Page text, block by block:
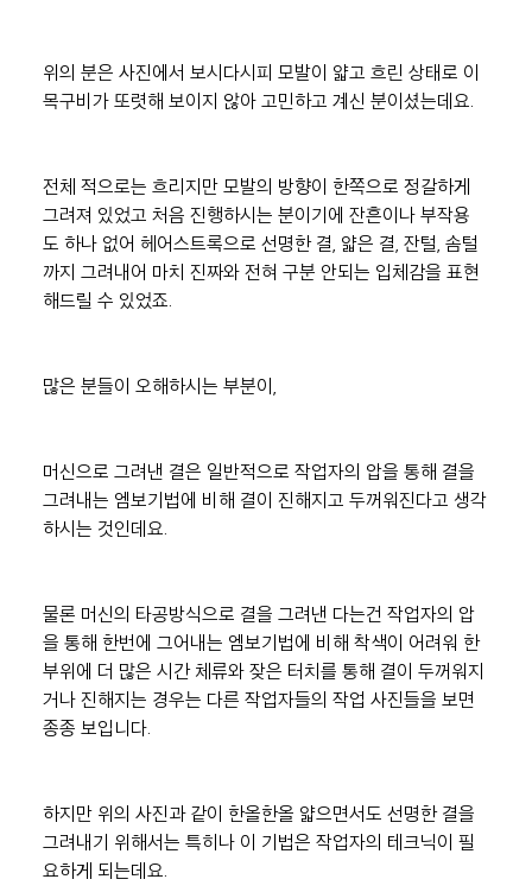
위의 분은 사진에서 보시다시피 모발이 얇고 흐린 상태로 이
목구비가 또렷해 보이지 않아 고민하고 계신 분이셨는데요.
전체 적으로는 흐리지만 모발의 방향이 한쪽으로 정갈하게
그려져 있었고 처음 진행하시는 분이기에 잔흔이나 부작용
도 하나 없어 헤어스트록으로 선명한 결, 얇은 결, 잔털, 솜털
까지 그려내어 마치 진짜와 전혀 구분 안되는 입체감을 표현
해드릴 수 있었죠.
많은 분들이 오해하시는 부분이,
머신으로 그려낸 결은 일반적으로 작업자의 압을 통해 결을
그려내는 엠보기법에 비해 결이 진해지고 두꺼워진다고 생각
하시는 것인데요.
물론 머신의 타공방식으로 결을 그려낸 다는건 작업자의 압
을 통해 한번에 그어내는 엠보기법에 비해 착색이 어려워 한
부위에 더 많은 시간 체류와 잦은 터치를 통해 결이 두꺼워지
거나 진해지는 경우는 다른 작업자들의 작업 사진들을 보면
종종 보입니다.
하지만 위의 사진과 같이 한올한올 얇으면서도 선명한 결을
그려내기 위해서는 특히나 이 기법은 작업자의 테크닉이 필
요하게 되는데요.